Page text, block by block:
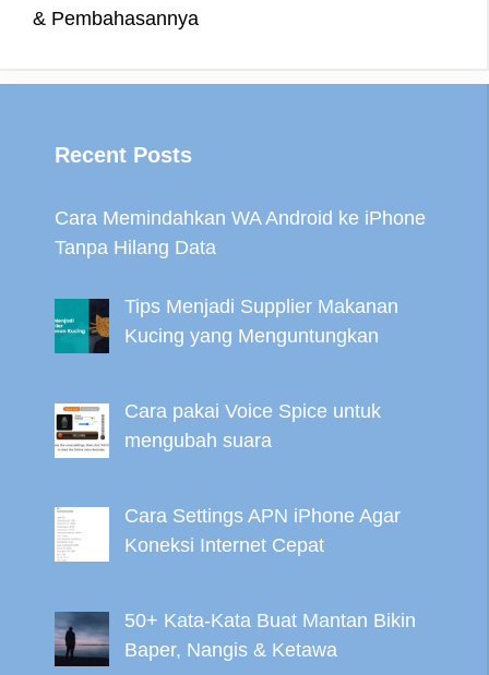
& Pembahasannya
Recent Posts
Cara Memindahkan WA Android ke iPhone
Tanpa Hilang Data
Tips Menjadi Supplier Makanan
Kucing yang Menguntungkan
Cara pakai Voice Spice untuk
mengubah suara
Cara Settings APN iPhone Agar
Koneksi Internet Cepat
50+ Kata-Kata Buat Mantan Bikin
Baper, Nangis & Ketawa